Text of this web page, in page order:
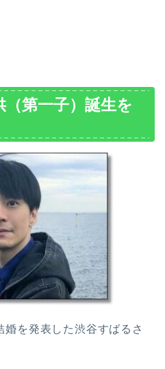
第一子）誕生を
を発表した渋谷すばるさ